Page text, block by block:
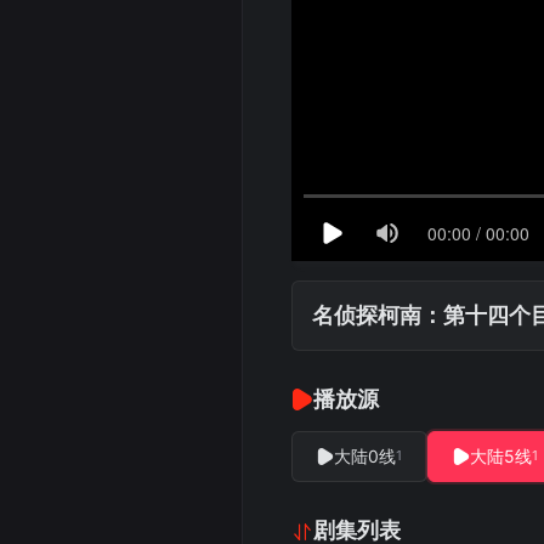
名侦探柯南：第十四个
播放源
大陆0线1 大陆5线1
剧集列表